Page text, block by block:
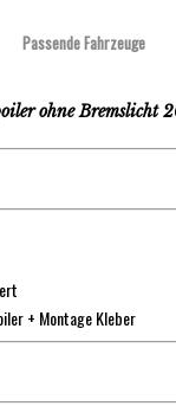
Passende Fahrzeuge
ohne Bremslicht
+ Montage Kleber